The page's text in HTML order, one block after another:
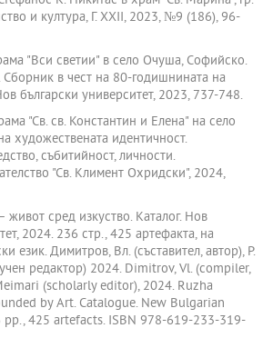
и култура, Г. ХХІІ, 2023, №9 (186), 96-
"Вси светии" в село Очуша, Софийско.
Сборник в чест на 80-годишнината на
български университет, 2023, 737-748.
"Св. св. Константин и Елена" на село
художествената идентичност.
събитийност, личности.
"Св. Климент Охридски", 2024,
сред изкуство. Каталог. Нов
2024. 236 стр., 425 артефакта, на
език. Димитров, Вл. (съставител, автор), Р.
редактор) 2024. Dimitrov, Vl. (compiler,
(scholarly editor), 2024. Ruzha
by Art. Catalogue. New Bulgarian
pp., 425 artefacts. ISBN 978-619-233-319-